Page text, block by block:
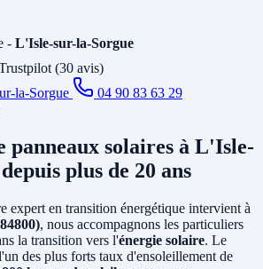
- L'Isle-sur-la-Sorgue
(30 avis)
la-Sorgue
04 90 83 63 29
panneaux solaires à L'Isle-
depuis plus de 20 ans
expert en transition énergétique intervient à
, nous accompagnons les particuliers
la transition vers l'énergie solaire. Le
des plus forts taux d'ensoleillement de